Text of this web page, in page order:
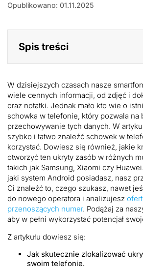
znaleźć
telefonie?
Prosty
sposób
dostęp
do
zapisanych
treści
Opublikowano: 01.11.2025
Spis treści
W dzisiejszych czasach nasze
wiele cennych informacji, od zdjęć i
oraz notatki. Jednak mało kto wie o
schowka w telefonie, który pozwala na
przechowywanie tych danych. W
szybko i łatwo znaleźć schowek w
korzystać. Dowiesz się również, jakie
otworzyć ten ukryty zasób w różnych
takich jak Samsung, Xiaomi czy
jaki system Android posiadasz, nasz
Ci znaleźć to, czego szukasz, nawet
do nowego operatora i analizujesz
przenoszących numer. Podążaj za
aby w pełni wykorzystać potencjał
Z artykułu dowiesz się:
Jak skutecznie zlokalizować
swoim telefonie.